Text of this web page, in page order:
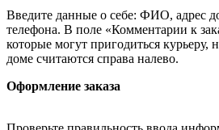
Введите данные о себе: ФИО, адрес
телефона. В поле «Комментарии к
которые могут пригодиться курьеру,
доме считаются справа налево.
Оформление заказа